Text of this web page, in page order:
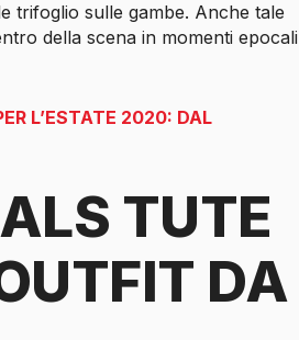
trifoglio sulle gambe. Anche tale
della scena in momenti epocali
L’ESTATE 2020: DAL
TUTE
DA